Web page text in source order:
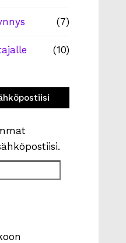
(7)
(10)